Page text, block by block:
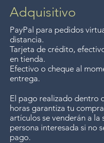
Metro Guadalajara se
en nuestra zona de
Gratuita. Sin
devoluciones dentro
días posteriores a la
Adquisitivo
PayPal para pedidos
distancia.
Tarjeta de crédito,
en tienda.
Efectivo o cheque al
entrega.
El pago realizado dentro
horas garantiza tu
artículos se venderán a la
persona interesada si no
pago.